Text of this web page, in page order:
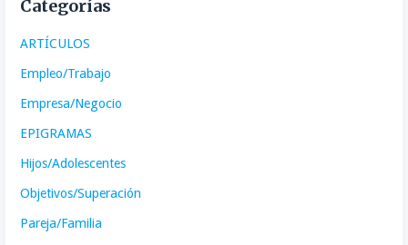
Categorías
ARTÍCULOS
Empleo/Trabajo
Empresa/Negocio
EPIGRAMAS
Hijos/Adolescentes
Objetivos/Superación
Pareja/Familia